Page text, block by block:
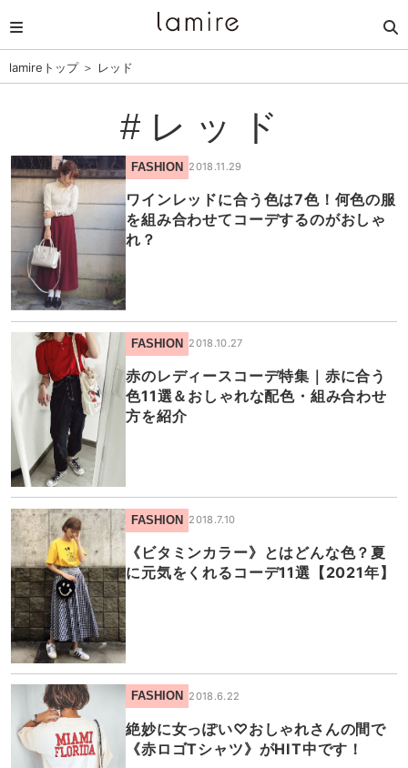
lamireトップ＞ レッド
#レッド
FASHION 2018.11.29
ワインレッドに合う色は7色！何色の服
を組み合わせてコーデするのがおしゃ
れ？
FASHION 2018.10.27
赤のレディースコーデ特集｜赤に合う
色11選＆おしゃれな配色・組み合わせ
方を紹介
FASHION 2018.7.10
《ビタミンカラー》とはどんな色？夏
に元気をくれるコーデ11選【2021年】
FASHION 2018.6.22
絶妙に女っぽい♡おしゃれさんの間で
《赤ロゴTシャツ》がHIT中です！